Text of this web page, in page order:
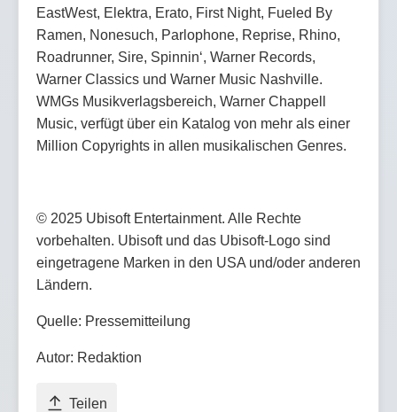
EastWest, Elektra, Erato, First Night, Fueled By
Ramen, Nonesuch, Parlophone, Reprise, Rhino,
Roadrunner, Sire, Spinnin‘, Warner Records,
Warner Classics und Warner Music Nashville.
WMGs Musikverlagsbereich, Warner Chappell
Music, verfügt über ein Katalog von mehr als einer
Million Copyrights in allen musikalischen Genres.
© 2025 Ubisoft Entertainment. Alle Rechte
vorbehalten. Ubisoft und das Ubisoft-Logo sind
eingetragene Marken in den USA und/oder anderen
Ländern.
Quelle: Pressemitteilung
Autor: Redaktion
Teilen